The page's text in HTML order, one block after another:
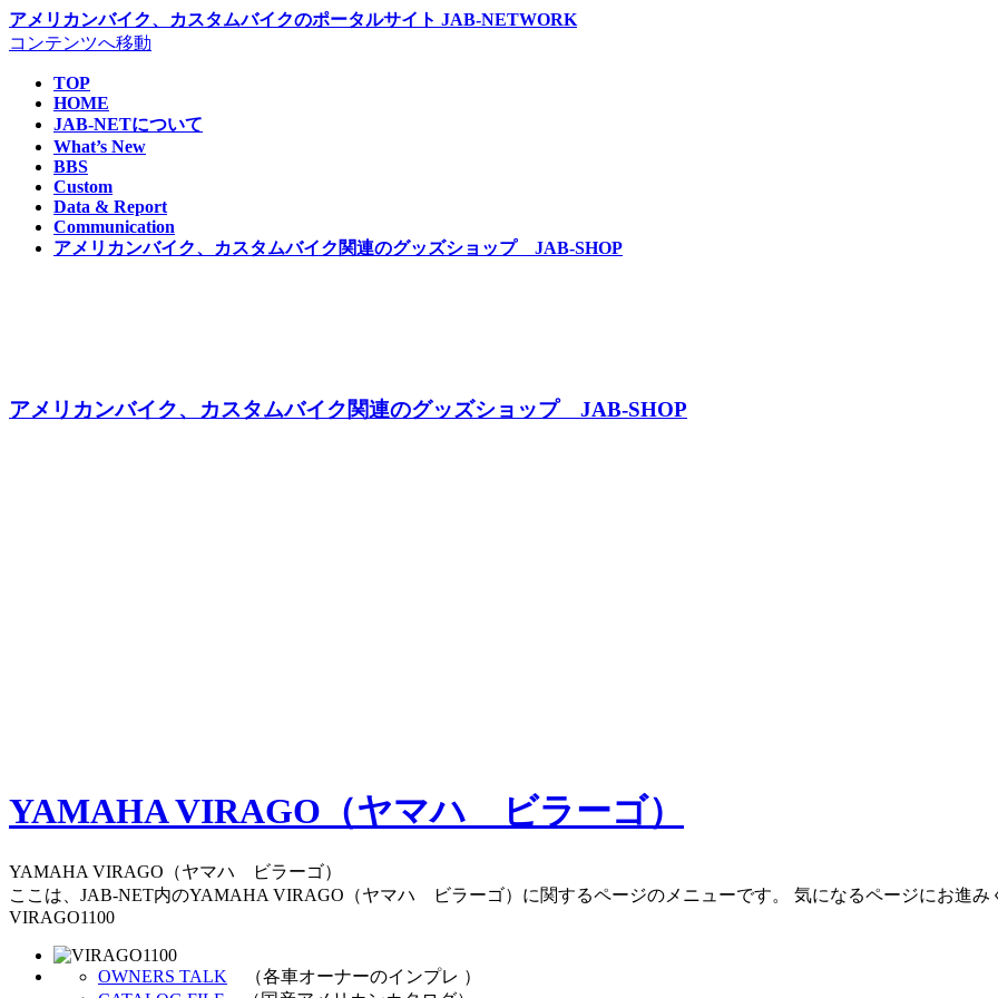
アメリカンバイク、カスタムバイクのポータルサイト JAB-NETWORK
コンテンツへ移動
TOP
HOME
JAB-NETについて
What’s New
BBS
Custom
Data & Report
Communication
アメリカンバイク、カスタムバイク関連のグッズショップ JAB-SHOP
アメリカンバイク、カスタムバイク関連のグッズショップ JAB-SHOP
YAMAHA VIRAGO（ヤマハ ビラーゴ）
YAMAHA VIRAGO（ヤマハ ビラーゴ）
ここは、JAB-NET内のYAMAHA VIRAGO（ヤマハ ビラーゴ）に関するページのメニューです。 気になるページにお進み
VIRAGO1100
OWNERS TALK （各車オーナーのインプレ ）